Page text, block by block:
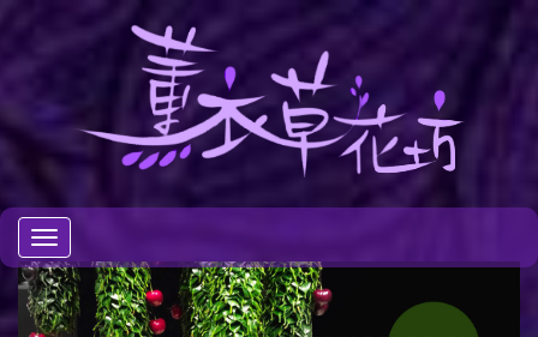
Toggle
navigation